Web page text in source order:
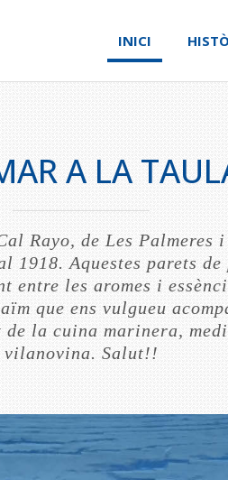
INICI
A LA
Rayo, de Les
1918. Aquestes parets
entre les aromes i
que ens vulgueu
de la cuina marinera,
vilanovina. Salut!!